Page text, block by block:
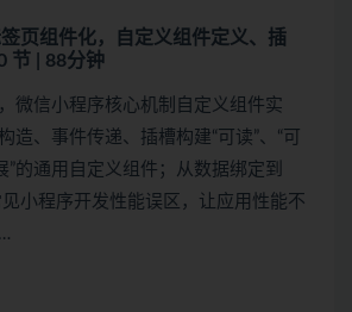
页组件化，自定义组件定义、插
节 | 88分钟
微信小程序核心机制自定义组件实
造、事件传递、插槽构建“可读”、“可
”的通用自定义组件；从数据绑定到
小程序开发性能误区，让应用性能不